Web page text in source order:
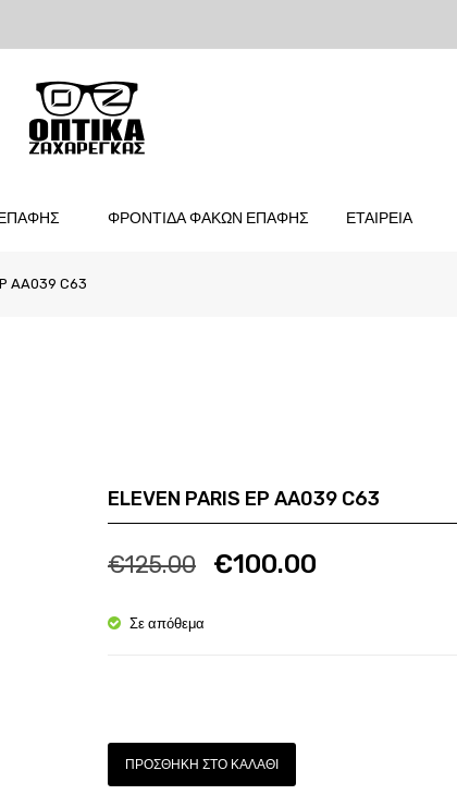
ΦΡΟΝΤΙΔΑ ΦΑΚΩΝ ΕΠΑΦΗΣ ΕΤΑΙΡΕΙΑ
AA039 C63
ELEVEN PARIS EP AA039 C63
€125.00 Ποσότητα
€100.00
Σε απόθεμα
ΠΡΟΣΘΉΚΗ ΣΤΟ ΚΑΛΆΘΙ